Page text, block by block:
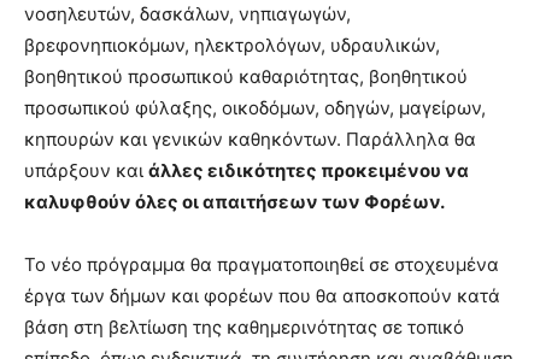
νοσηλευτών, δασκάλων, νηπιαγωγών,
βρεφονηπιοκόμων, ηλεκτρολόγων, υδραυλικών,
βοηθητικού προσωπικού καθαριότητας, βοηθητικού
προσωπικού φύλαξης, οικοδόμων, οδηγών, μαγείρων,
κηπουρών και γενικών καθηκόντων. Παράλληλα θα
υπάρξουν και άλλες ειδικότητες προκειμένου να
καλυφθούν όλες οι απαιτήσεων των Φορέων.
Το νέο πρόγραμμα θα πραγματοποιηθεί σε στοχευμένα
έργα των δήμων και φορέων που θα αποσκοπούν κατά
βάση στη βελτίωση της καθημερινότητας σε τοπικό